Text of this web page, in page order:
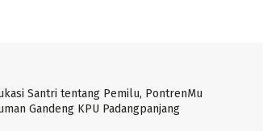
Santri tentang Pemilu, PontrenMu
Gandeng KPU Padangpanjang